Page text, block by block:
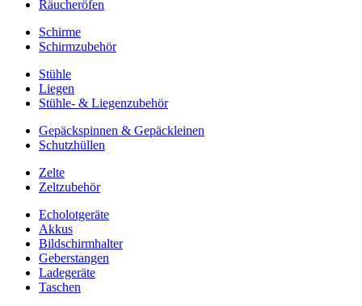
Räucheröfen
Schirme
Schirmzubehör
Stühle
Liegen
Stühle- & Liegenzubehör
Gepäckspinnen & Gepäckleinen
Schutzhüllen
Zelte
Zeltzubehör
Echolotgeräte
Akkus
Bildschirmhalter
Geberstangen
Ladegeräte
Taschen